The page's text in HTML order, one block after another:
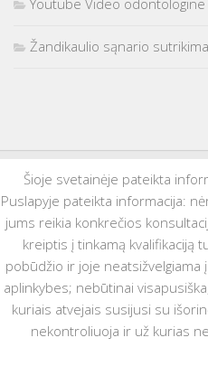
Youtube Video
Žandikaulio sąnario
Šioje svetainėje pateikta
Puslapyje pateikta informacija:
jums reikia konkrečios
kreiptis į tinkamą kvalifikaciją
pobūdžio ir joje
aplinkybes; nebūtinai
kuriais atvejais susijusi su
nekontroliuoja ir už kurias